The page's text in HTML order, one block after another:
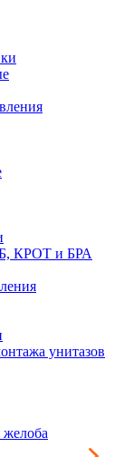
КРОТ и БРА
унитазов